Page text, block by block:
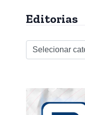
Editorias